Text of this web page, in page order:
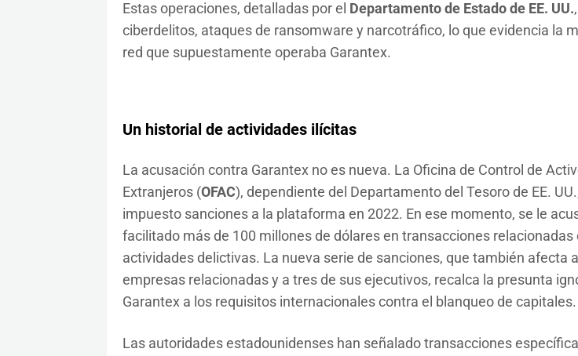
Estas operaciones, detalladas por el Departamento de Estado de EE. UU.
ciberdelitos, ataques de ransomware y narcotráfico, lo que evidencia la
red que supuestamente operaba Garantex.
Un historial de actividades ilícitas
La acusación contra Garantex no es nueva. La Oficina de Control de
Extranjeros (OFAC), dependiente del Departamento del Tesoro de EE.
impuesto sanciones a la plataforma en 2022. En ese momento, se le
facilitado más de 100 millones de dólares en transacciones relacionadas
actividades delictivas. La nueva serie de sanciones, que también afecta
empresas relacionadas y a tres de sus ejecutivos, recalca la presunta
Garantex a los requisitos internacionales contra el blanqueo de capitales.
Las autoridades estadounidenses han señalado transacciones